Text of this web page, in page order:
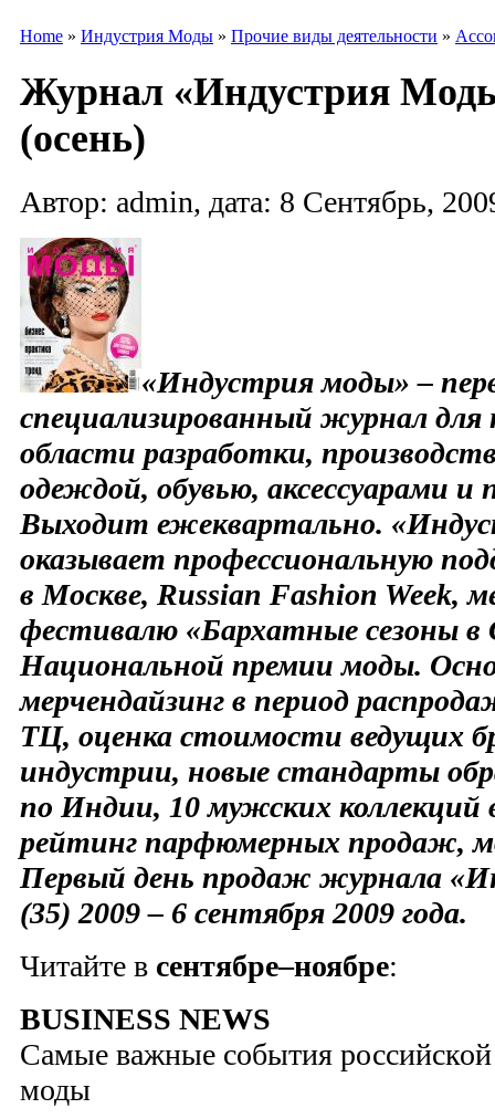
Home » Индустрия Моды » Прочие виды деятельности »
Журнал «Индустрия
(осень)
Автор: admin, дата: 8 Сентябрь,
«Индустрия моды» –
специализированный журнал для
области разработки,
одеждой, обувью, аксессуарами и
Выходит ежеквартально.
оказывает профессиональную
в Москве, Russian Fashion Week,
фестивалю «Бархатные сезоны в
Национальной премии моды.
мерчендайзинг в период
ТЦ, оценка стоимости ведущих
индустрии, новые стандарты
по Индии, 10 мужских коллекций
рейтинг парфюмерных продаж,
Первый день продаж журнала
(35) 2009 – 6 сентября 2009 года.
Читайте в сентябре–ноябре:
BUSINESS NEWS
Самые важные события
моды